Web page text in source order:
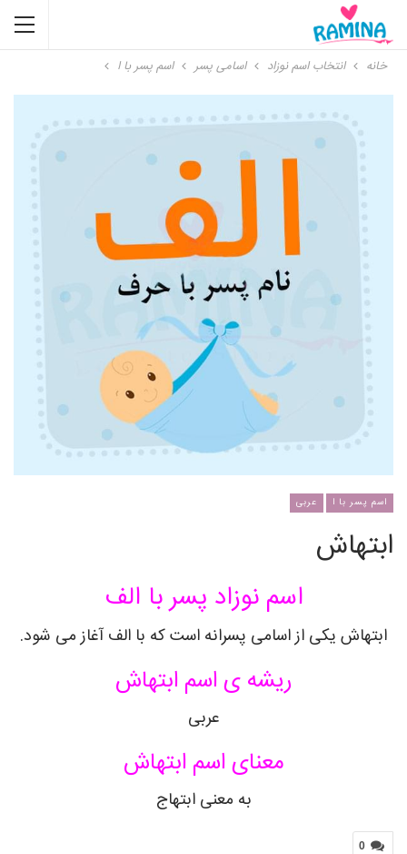
خانه انتخاب اسم نوزاد اسامی پسر اسم پسر با ا
اسم پسر با ا عربی
ابتهاش
اسم نوزاد پسر با الف
ابتهاش یکی از اسامی پسرانه است که با الف آغاز می شود.
ریشه ی اسم ابتهاش
عربی
معنای اسم ابتهاش
به معنی ابتهاج
0